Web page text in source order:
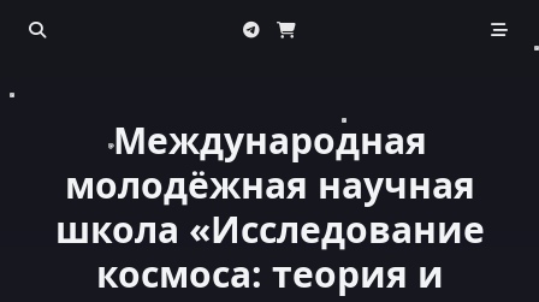
Международная
молодёжная научная
школа «Исследование
космоса: теория и